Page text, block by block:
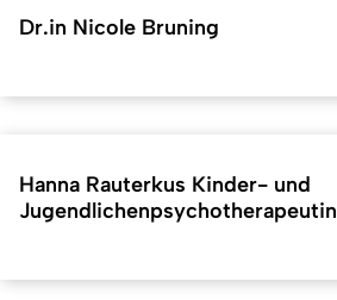
Dr.in Nicole Bruning
Hanna Rauterkus Kinder- und
Jugendlichenpsychotherapeutin